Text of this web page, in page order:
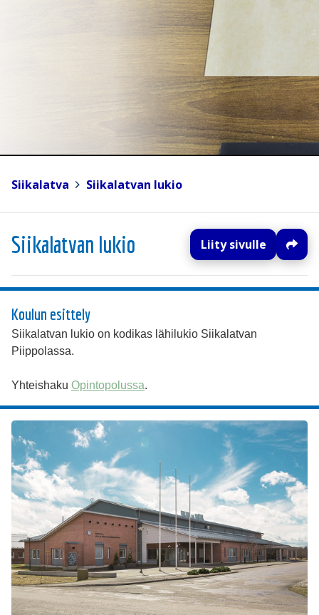
Siikalatva Siikalatvan lukio
Siikalatvan lukio Liity sivulle
Koulun esittely
Siikalatvan lukio on kodikas lähilukio Siikalatvan
Piippolassa.
Yhteishaku Opintopolussa.